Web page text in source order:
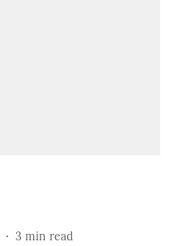
3 min read